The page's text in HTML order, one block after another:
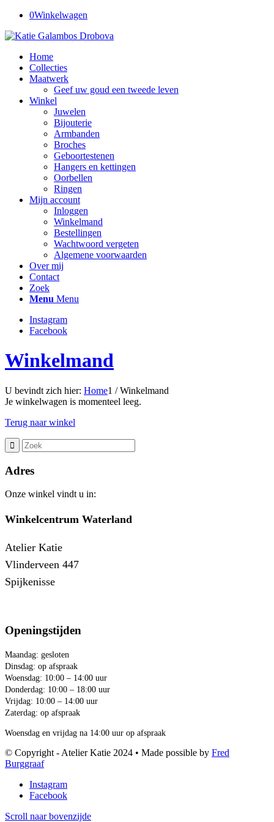
0Winkelwagen
Home
Collecties
Maatwerk
Geef uw goud een tweede leven
Winkel
Juwelen
Bijouterie
Armbanden
Broches
Geboortestenen
Hangers en kettingen
Oorbellen
Ringen
Mijn account
Inloggen
Winkelmand
Bestellingen
Wachtwoord vergeten
Algemene voorwaarden
Over mij
Contact
Zoek
Menu Menu
Instagram
Facebook
Winkelmand
U bevindt zich hier: Home1 / Winkelmand
Je winkelwagen is momenteel leeg.
Terug naar winkel
Adres
Onze winkel vindt u in:
Winkelcentrum Waterland
Atelier Katie
Vlinderveen 447
Spijkenisse
Openingstijden
Maandag: gesloten
Dinsdag: op afspraak
Woensdag: 10:00 – 14:00 uur
Donderdag: 10:00 – 18:00 uur
Vrijdag: 10:00 – 14:00 uur
Zaterdag: op afspraak
Woensdag en vrijdag na 14:00 uur op afspraak
© Copyright - Atelier Katie 2024 • Made possible by Fred
Burggraaf
Instagram
Facebook
Scroll naar bovenzijde